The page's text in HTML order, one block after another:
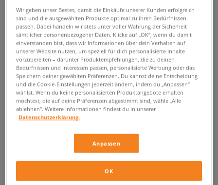
Modische Nike Air Max 720 bei
Sizeer
Du liebst Sneakerneuheiten und das kultige Air-Max-System hat dir so
den Kopf verdreht, dass du mit Vorfreude auf die folgenden Modelle der
Legende wartest? Hier sind sie: dieNike Air Max 720, die dich mit
Komfort, abgefahrenem Design und einem noch nie dagewesenen Air-
Element begeistern werden.
Es ist bekannt, dass die Wurzeln der Air-Element bis in die 80er-Jahre
Wir geben unser Bestes, damit die Einkäufe unserer Kunden erfolgreich
sind und die ausgewählten Produkte optimal zu ihren Bedürfnissen
passen. Dabei handeln wir stets unter voller Wahrung der Sicherheit
sämtlicher personenbezogener Daten. Klicke auf „OK“, wenn du damit
einverstanden bist, dass wir Informationen über dein Verhalten auf
unserer Website nutzen, um speziell für dich personalisierte Inhalte
vorzubereiten – darunter Produktempfehlungen, die zu deinen
Bedürfnissen und Interessen passen, personalisierte Werbung oder das
Speichern deiner gewählten Präferenzen. Du kannst deine Entscheidung
und die Cookie-Einstellungen jederzeit ändern, indem du „Anpassen“
wählst. Wenn du keine personalisierten Produktangebote erhalten
möchtest, die auf deine Präferenzen abgestimmt sind, wähle „Alle
ablehnen“. Weitere Informationen findest du in unserer
Datenschutzerklärung.
Anpassen
OK